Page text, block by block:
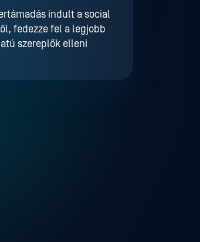
indult a social
fedezze fel a legjobb
szereplők elleni